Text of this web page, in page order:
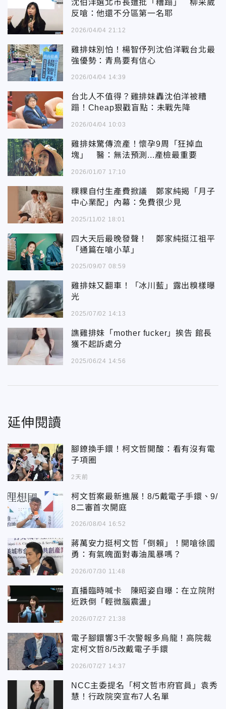
沈伯洋選北市長遭批「糟蹋」 柳采葳
反嗆：他還不分區第一名耶
2026/04/04 21:12
雞排妹別怕！楊智伃列沈伯洋戰台北最
強優勢：青鳥要有信心
2026/04/04 14:39
台北人不值得？雞排妹轟沈伯洋被糟
蹋！Cheap狠戳盲點：未戰先降
2026/04/04 10:03
雞排妹驚傳流產！懷孕9周「狂掉血
塊」 醫：無法預測...產檢最重要
2026/01/07 17:10
粿粿自付生產費掀議 鄭家純揭「月子
中心業配」內幕：免費很少見
2025/11/02 18:01
四大天后最晚發聲！ 鄭家純挺江祖平
「通篇在嗆小草」
2025/09/07 08:59
雞排妹又翻車！「冰川藍」露出糗樣曝
光
2025/07/02 14:13
譙雞排妹「mother fucker」挨告 館長
獲不起訴處分
2025/06/24 14:56
延伸閱讀
腳鐐換手鐶！柯文哲開酸：看有沒有電
子項圈
2天前
柯文哲案最新進展！8/5戴電子手鐶、9/
8二審首次開庭
2026/08/04 16:52
蔣萬安力挺柯文哲「倒賴」！開嗆徐國
勇：有氣魄面對毒油風暴嗎？
2026/07/30 11:48
直播臨時喊卡 陳昭姿自曝：在立院附
近跌倒「輕微腦震盪」
2026/07/27 21:38
電子腳鐶響3千次警報多烏龍！高院裁
定柯文哲8/5改戴電子手鐶
2026/07/27 14:37
NCC主委提名「柯文哲市府官員」袁秀
慧！行政院突宣布7人名單